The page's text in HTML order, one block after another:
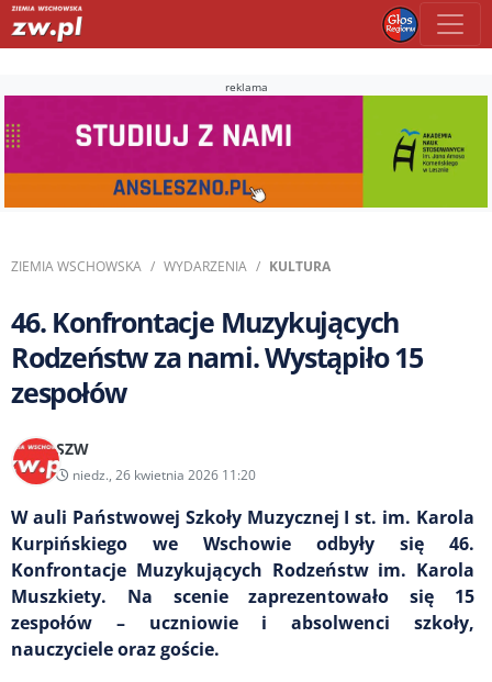
reklama
ZIEMIA WSCHOWSKA WYDARZENIA KULTURA
46. Konfrontacje Muzykujących
Rodzeństw za nami. Wystąpiło 15
zespołów
SZW
niedz., 26 kwietnia 2026 11:20
W auli Państwowej Szkoły Muzycznej I st. im. Karola
Kurpińskiego we Wschowie odbyły się 46.
Konfrontacje Muzykujących Rodzeństw im. Karola
Muszkiety. Na scenie zaprezentowało się 15
zespołów – uczniowie i absolwenci szkoły,
nauczyciele oraz goście.